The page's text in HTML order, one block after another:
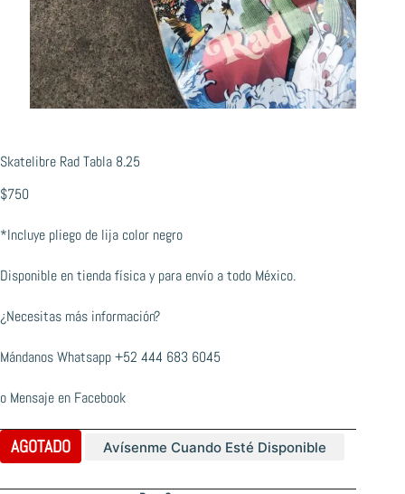
Skatelibre Rad Tabla 8.25
$750
*Incluye pliego de lija color negro
Disponible en tienda física y para envío a todo México.
¿Necesitas más información?
Mándanos Whatsapp+52 444 683 6045
o Mensaje en Facebook
AGOTADO Avísenme Cuando Esté Disponible